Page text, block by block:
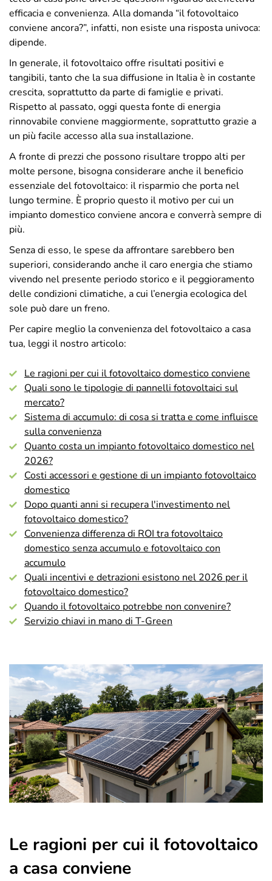
efficacia e convenienza. Alla domanda “il fotovoltaico
conviene ancora?”, infatti, non esiste una risposta univoca:
dipende.
In generale, il fotovoltaico offre risultati positivi e
tangibili, tanto che la sua diffusione in Italia è in costante
crescita, soprattutto da parte di famiglie e privati.
Rispetto al passato, oggi questa fonte di energia
rinnovabile conviene maggiormente, soprattutto grazie a
un più facile accesso alla sua installazione.
A fronte di prezzi che possono risultare troppo alti per
molte persone, bisogna considerare anche il beneficio
essenziale del fotovoltaico: il risparmio che porta nel
lungo termine. È proprio questo il motivo per cui un
impianto domestico conviene ancora e converrà sempre di
più.
Senza di esso, le spese da affrontare sarebbero ben
superiori, considerando anche il caro energia che stiamo
vivendo nel presente periodo storico e il peggioramento
delle condizioni climatiche, a cui l’energia ecologica del
sole può dare un freno.
Per capire meglio la convenienza del fotovoltaico a casa
tua, leggi il nostro articolo:
Le ragioni per cui il fotovoltaico domestico conviene
Quali sono le tipologie di pannelli fotovoltaici sul
mercato?
Sistema di accumulo: di cosa si tratta e come influisce
sulla convenienza
Quanto costa un impianto fotovoltaico domestico nel
2026?
Costi accessori e gestione di un impianto fotovoltaico
domestico
Dopo quanti anni si recupera l'investimento nel
fotovoltaico domestico?
Convenienza differenza di ROI tra fotovoltaico
domestico senza accumulo e fotovoltaico con
accumulo
Quali incentivi e detrazioni esistono nel 2026 per il
fotovoltaico domestico?
Quando il fotovoltaico potrebbe non convenire?
Servizio chiavi in mano di T-Green
Le ragioni per cui il fotovoltaico
a casa conviene